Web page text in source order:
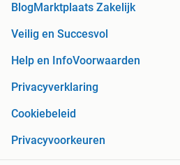
BlogMarktplaats Zakelijk
Veilig en Succesvol
Help en InfoVoorwaarden
Privacyverklaring
Cookiebeleid
Privacyvoorkeuren